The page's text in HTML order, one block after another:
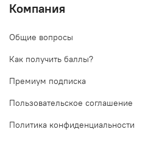
Компания
Общие вопросы
Как получить баллы?
Премиум подписка
Пользовательское соглашение
Политика конфиденциальности